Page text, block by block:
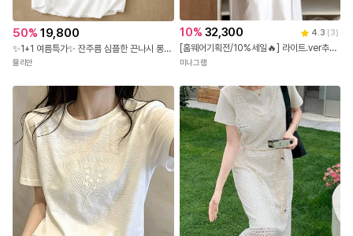
50% 19,800
✨1+1 여름특가✨ 잔주름 심플한 끈나시 롱 원피스
뮬리안
10% 32,300 4.3 (3)
[홈웨어기획전/10%세일🔥] 라이트.ver추가! 브라캡내장 율리아 실크 파자마 잠옷원피
미나그램